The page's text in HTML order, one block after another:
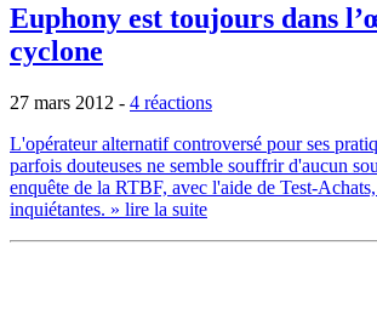
Euphony est toujours dans
cyclone
27 mars 2012 - 4 réactions
L'opérateur alternatif controversé pour ses
parfois douteuses ne semble souffrir d'aucun
enquête de la RTBF, avec l'aide de Test-
inquiétantes. » lire la suite